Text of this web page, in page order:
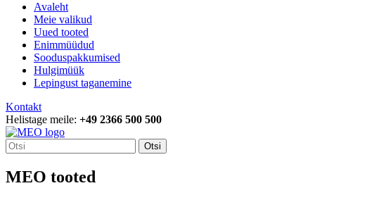
Avaleht
Meie valikud
Uued tooted
Enimmüüdud
Sooduspakkumised
Hulgimüük
Lepingust taganemine
Kontakt
Helistage meile: +49 2366 500 500
Otsi
MEO tooted